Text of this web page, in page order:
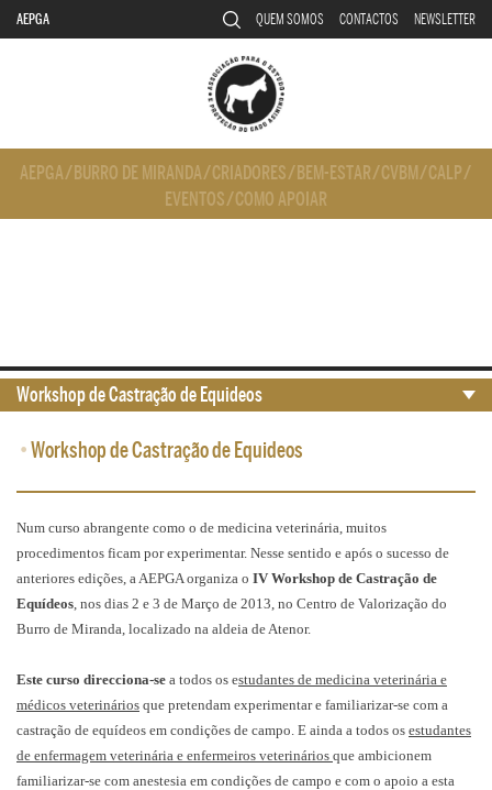
AEPGA QUEM SOMOS CONTACTOS NEWSLETTER
AEPGA/ BURRO DE MIRANDA/CRIADORES/ BEM-ESTAR/CVBM/CALP/
EVENTOS/COMO APOIAR
•Workshop de Castração de Equideos
Num curso abrangente como o de medicina veterinária, muitos
procedimentos ficam por experimentar. Nesse sentido e após o sucesso de
anteriores edições, a AEPGA organiza o IV Workshop de Castração de
Equídeos, nos dias 2 e 3 de Março de 2013, no Centro de Valorização do
Burro de Miranda, localizado na aldeia de Atenor.
Este curso direcciona-se a todos os estudantes de medicina veterinária e
médicos veterinários que pretendam experimentar e familiarizar-se com a
castração de equídeos em condições de campo. E ainda a todos os estudantes
de enfermagem veterinária e enfermeiros veterinários que ambicionem
familiarizar-se com anestesia em condições de campo e com o apoio a esta
Workshop de Castração de Equideos